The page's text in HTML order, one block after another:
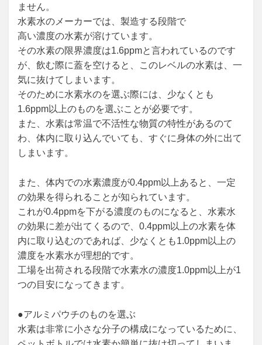
ません。
水素水のメーカーでは、製造する段階で
高い濃度の水素が溶けています。
その水素の限界濃度は1.6ppmと言われているのです
が、飲む際に蓋を空けると、このレベルの水素は、一
気に抜けてしまいます。
そのために水素水のを選ぶ際には、少なくとも
1.6ppm以上のものを選ぶことが必要です。
また、水素は常温で不活性な物質の特性があるのて
わ、体内に取り込んでいても、すぐに身体の外に出て
しまいます。
また、体内での水素濃度が0.4ppm以上あると、一定
の効果を得られることが知られています。
これが0.4ppmを下がる濃度のものになると、水素水
の効果に差が出てくるので、0.4ppm以上の水素を体
内に取り込むのであれば、少なくとも1.0ppm以上の
濃度を水素水が理想的です。
工場を出荷される段階で水素水の濃度1.0ppm以上が1
つの目安になってきます。
●アルミパウチのものを選ぶ
水素は非常に小さな分子の構成になっているために、